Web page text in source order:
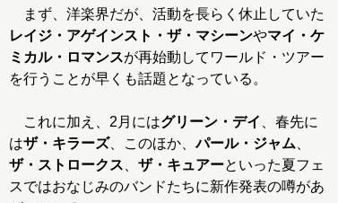
まず、洋楽界だが、活動を長らく休止していた
レイジ・アゲインスト・ザ・マシーンやマイ・ケ
ミカル・ロマンスが再始動してワールド・ツアー
を行うことが早くも話題となっている。
これに加え、2月にはグリーン・デイ
、春先に
はザ・キラーズ、このほか、パール・ジャム
ザ・ストロークス
ザ・キュアーといった夏フェ
スではおなじみのバンドたちに新作発表の噂があ